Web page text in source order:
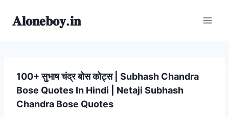
𝐀𝐥𝐨𝐧𝐞𝐛𝐨𝐲.𝐢𝐧
100+ सुभाष चंद्र बोस कोट्स | Subhash Chandra
Bose Quotes In Hindi | Netaji Subhash
Chandra Bose Quotes